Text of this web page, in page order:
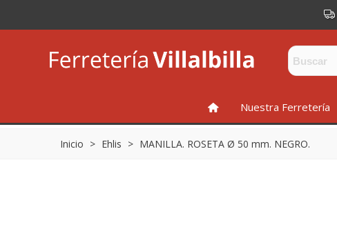
INICIONuestra Ferretería
Inicio > Ehlis > MANILLA. ROSETA Ø 50 mm. NEGRO.